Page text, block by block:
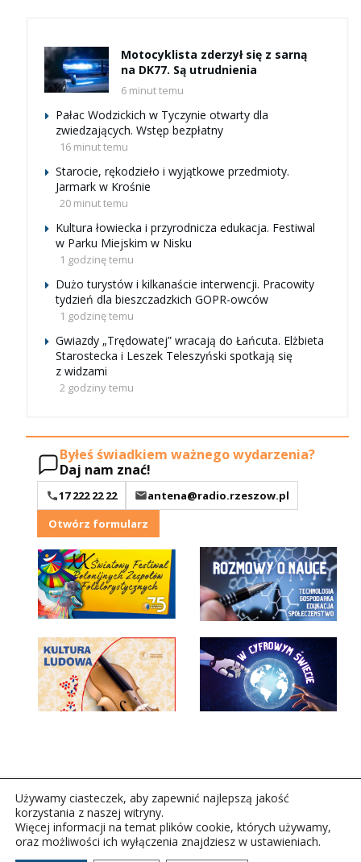
Motocyklista zderzył się z sarną
na DK77. Są utrudnienia
6 minut temu
Pałac Wodzickich w Tyczynie otwarty dla
zwiedzających. Wstęp bezpłatny
16 minut temu
Starocie, rękodzieło i wyjątkowe przedmioty.
Jarmark w Krośnie
20 minut temu
Kultura łowiecka i przyrodnicza edukacja. Festiwal
w Parku Miejskim w Nisku
1 godzinę temu
Dużo turystów i kilkanaście interwencji. Pracowity
tydzień dla bieszczadzkich GOPR-owców
1 godzinę temu
Gwiazdy „Trędowatej” wracają do Łańcuta. Elżbieta
Starostecka i Leszek Teleszyński spotkają się
z widzami
2 godziny temu
Byłeś świadkiem ważnego wydarzenia?
Daj nam znać!
17 222 22 22
antena@radio.rzeszow.pl
Otwórz formularz
Copyright © 2026Polskie Radio Rzeszów S.A. w likwidacj.
Używamy ciasteczek, aby zapewnić najlepszą jakość
korzystania z naszej witryny.
Więcej informacji na temat plików cookie, których używamy,
oraz możliwości ich wyłączenia znajdziesz w ustawieniach.